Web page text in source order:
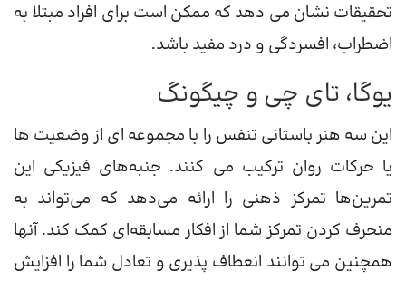
تحقیقات نشان می دهد که ممکن است برای افراد مبتلا به
اضطراب، افسردگی و درد مفید باشد.
یوگا، تای چی و چیگونگ
این سه هنر باستانی تنفس را با مجموعه ای از وضعیت ها
یا حرکات روان ترکیب می کنند. جنبه‌های فیزیکی این
تمرین‌ها تمرکز ذهنی را ارائه می‌دهد که می‌تواند به
منحرف کردن تمرکز شما از افکار مسابقه‌ای کمک کند. آنها
همچنین می توانند انعطاف پذیری و تعادل شما را افزایش